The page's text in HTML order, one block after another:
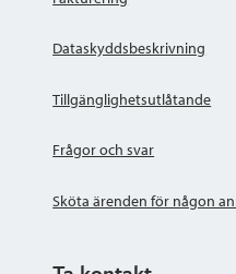
Dataskyddsbeskrivning
Tillgänglighetsutlåtande
Frågor och svar
Sköta ärenden för någon